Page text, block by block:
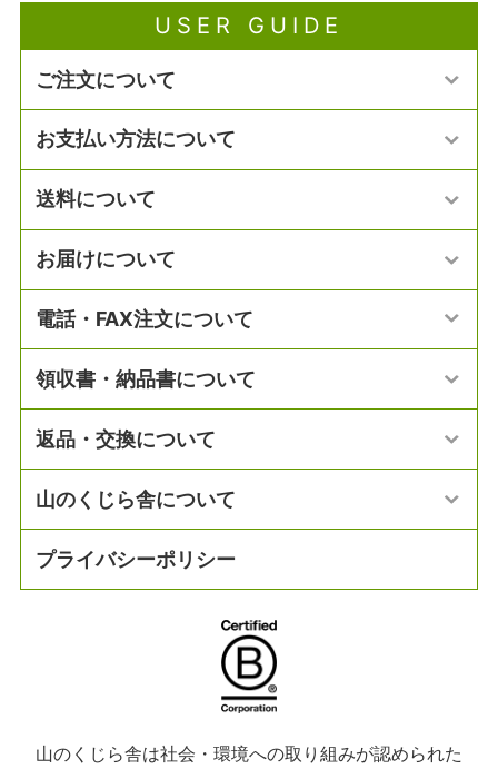
USER GUIDE
ご注文について
お支払い方法について
送料について
お届けについて
電話・FAX注文について
領収書・納品書について
返品・交換について
山のくじら舎について
プライバシーポリシー
山のくじら舎は社会・環境への取り組みが認められた